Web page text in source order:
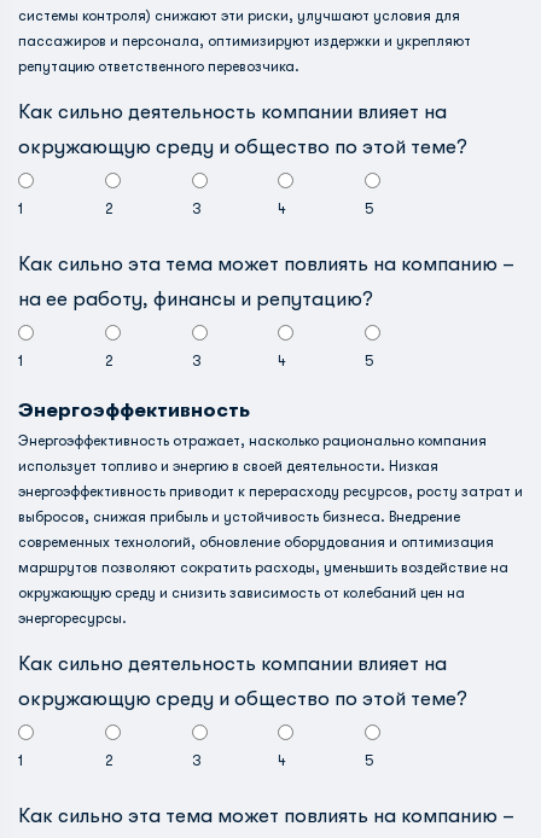
системы контроля) снижают эти риски, улучшают условия для
пассажиров и персонала, оптимизируют издержки и укрепляют
репутацию ответственного перевозчика.
Как сильно деятельность компании влияет на
окружающую среду и общество по этой теме?
1 2 3 4 5
Как сильно эта тема может повлиять на компанию –
на ее работу, финансы и репутацию?
1 2 3 4 5
Энергоэффективность
Энергоэффективность отражает, насколько рационально компания
использует топливо и энергию в своей деятельности. Низкая
энергоэффективность приводит к перерасходу ресурсов, росту затрат и
выбросов, снижая прибыль и устойчивость бизнеса. Внедрение
современных технологий, обновление оборудования и оптимизация
маршрутов позволяют сократить расходы, уменьшить воздействие на
окружающую среду и снизить зависимость от колебаний цен на
энергоресурсы.
Как сильно деятельность компании влияет на
окружающую среду и общество по этой теме?
1 2 3 4 5
Как сильно эта тема может повлиять на компанию –